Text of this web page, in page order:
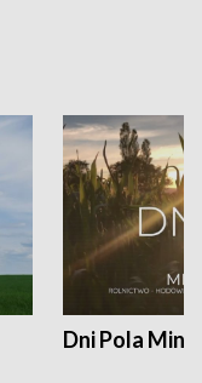
Dni Pola